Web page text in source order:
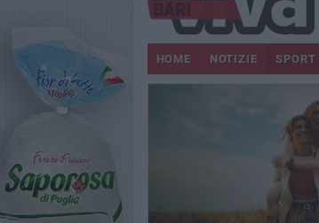
HOME NOTIZIE SPORT